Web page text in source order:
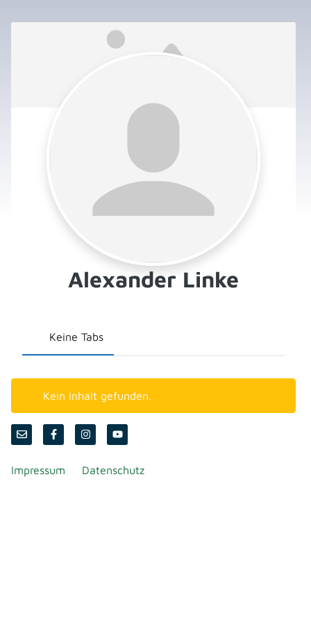
Alexander Linke
Keine Tabs
Kein Inhalt gefunden.
Impressum Datenschutz